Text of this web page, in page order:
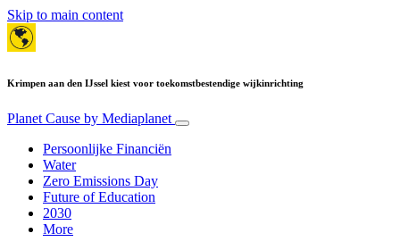
Skip to main content
Krimpen aan den IJssel kiest voor toekomstbestendige wijkinrichting
Planet Cause by Mediaplanet
Persoonlijke Financiën
Water
Zero Emissions Day
Future of Education
2030
More